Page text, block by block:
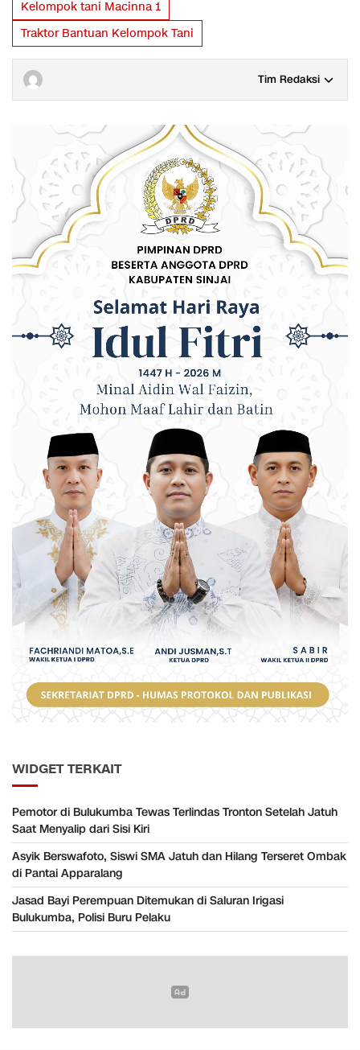
Kelompok tani Macinna 1
Traktor Bantuan Kelompok Tani
Tim Redaksi
WIDGET TERKAIT
Pemotor di Bulukumba Tewas Terlindas Tronton Setelah Jatuh
Saat Menyalip dari Sisi Kiri
Asyik Berswafoto, Siswi SMA Jatuh dan Hilang Terseret Ombak
di Pantai Apparalang
Jasad Bayi Perempuan Ditemukan di Saluran Irigasi
Bulukumba, Polisi Buru Pelaku